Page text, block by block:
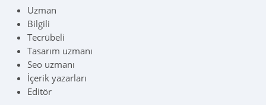
Uzman
Bilgili
Tecrübeli
Tasarım uzmanı
Seo uzmanı
İçerik yazarları
Editör